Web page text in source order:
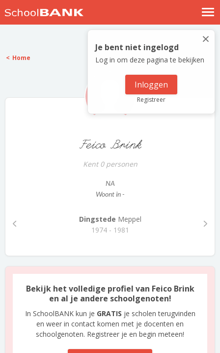
Nostalgische verhalen
Log in
Meld je gratis aan
×
Je bent niet ingelogd
Log in om deze pagina te bekijken
Inloggen
Registreer
Home
Feico Brink
Kent 0 personen
NA
Woont in -
Dingstede Meppel
1974 - 1981
Bekijk het volledige profiel van Feico Brink
en al je andere schoolgenoten!
In SchoolBANK kun je GRATIS je scholen terugvinden
en weer in contact komen met je docenten en
schoolgenoten. Registreer je en begin meteen!